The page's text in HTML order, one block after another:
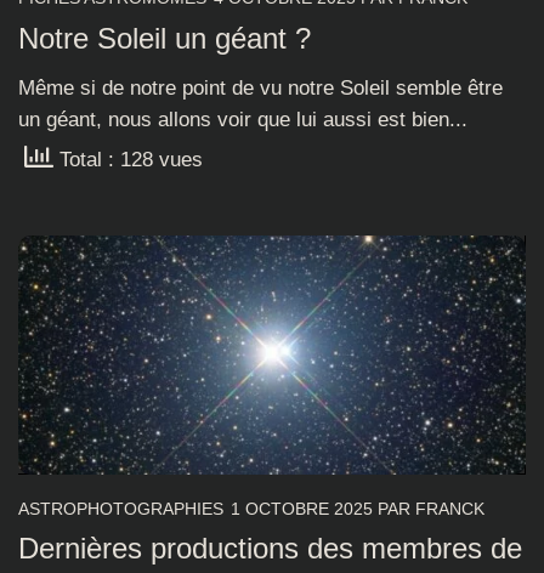
Notre Soleil un géant ?
Même si de notre point de vu notre Soleil semble être
un géant, nous allons voir que lui aussi est bien...
Total : 128 vues
ASTROPHOTOGRAPHIES 1 OCTOBRE 2025 PAR FRANCK
Dernières productions des membres de